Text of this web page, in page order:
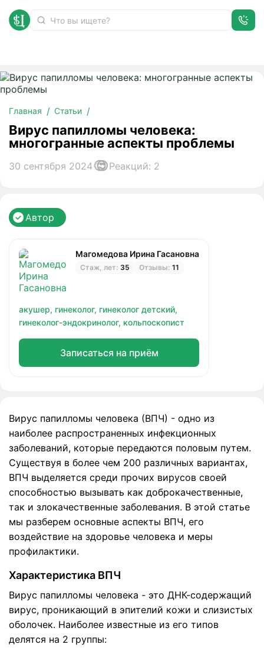
Главная Статьи
Вирус папилломы человека: многогранные аспекты
Вирус папилломы человека:
многогранные аспекты проблемы
30 сентября 2024 Реакций: 2
Автор
Магомедова Ирина Гасановна
Стаж, лет: 35 Отзывы: 11
акушер, гинеколог, гинеколог детский,
гинеколог-эндокринолог, кольпоскопист
Записаться на приём
Вирус папилломы человека (ВПЧ) - одно из
наиболее распространенных инфекционных
заболеваний, которые передаются половым путем.
Существуя в более чем 200 различных вариантах,
ВПЧ выделяется среди прочих вирусов своей
способностью вызывать как доброкачественные,
так и злокачественные заболевания. В этой статье
мы разберем основные аспекты ВПЧ, его
воздействие на здоровье человека и меры
профилактики.
Характеристика ВПЧ
Вирус папилломы человека - это ДНК-содержащий
вирус, проникающий в эпителий кожи и слизистых
оболочек. Наиболее известные из его типов
делятся на 2 группы: